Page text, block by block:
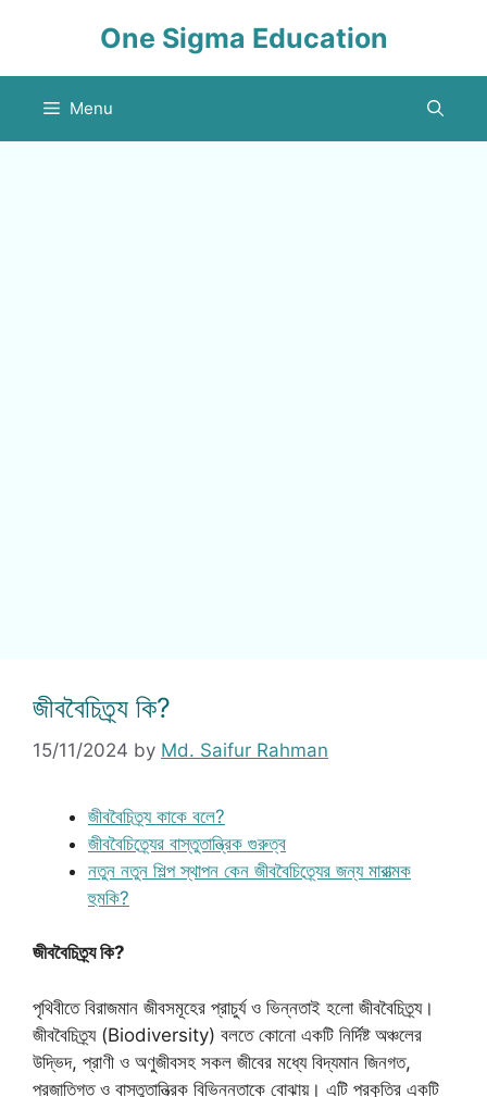
One Sigma Education
Menu
জীববৈচিত্র্য কি?
15/11/2024 by Md. Saifur Rahman
জীববৈচিত্র্য কাকে বলে?
জীববৈচিত্র্যের বাস্তুতান্ত্রিক গুরুত্ব
নতুন নতুন শিল্প স্থাপন কেন জীববৈচিত্র্যের জন্য মারাত্মক
হুমকি?
জীববৈচিত্র্য কি?
পৃথিবীতে বিরাজমান জীবসমূহের প্রাচুর্য ও ভিন্নতাই হলো জীববৈচিত্র্য।
জীববৈচিত্র্য (Biodiversity) বলতে কোনো একটি নির্দিষ্ট অঞ্চলের
উদ্ভিদ, প্রাণী ও অণুজীবসহ সকল জীবের মধ্যে বিদ্যমান জিনগত,
প্রজাতিগত ও বাস্তুতান্ত্রিক বিভিন্নতাকে বোঝায়। এটি প্রকৃতির একটি